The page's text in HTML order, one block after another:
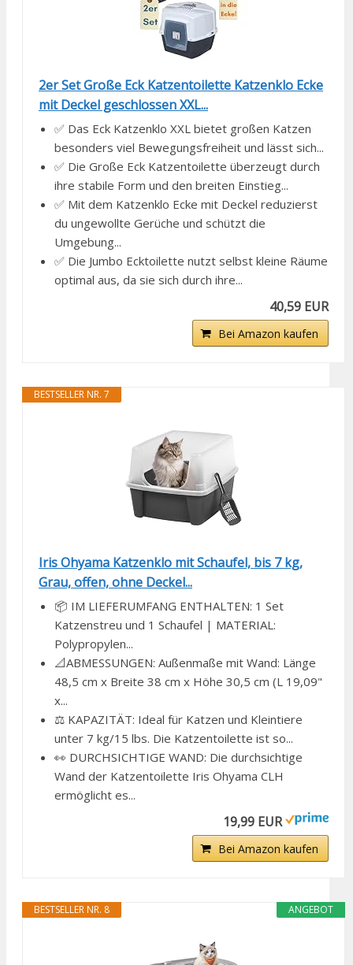
2er Set Große Eck Katzentoilette Katzenklo Ecke
mit Deckel geschlossen XXL...
✅ Das Eck Katzenklo XXL bietet großen Katzen
besonders viel Bewegungsfreiheit und lässt sich...
✅ Die Große Eck Katzentoilette überzeugt durch
ihre stabile Form und den breiten Einstieg...
✅ Mit dem Katzenklo Ecke mit Deckel reduzierst
du ungewollte Gerüche und schützt die
Umgebung...
✅ Die Jumbo Ecktoilette nutzt selbst kleine Räume
optimal aus, da sie sich durch ihre...
40,59 EUR
Bei Amazon kaufen
BESTSELLER NR. 7
Iris Ohyama Katzenklo mit Schaufel, bis 7 kg,
Grau, offen, ohne Deckel...
📦 IM LIEFERUMFANG ENTHALTEN: 1 Set
Katzenstreu und 1 Schaufel | MATERIAL:
Polypropylen...
📐ABMESSUNGEN: Außenmaße mit Wand: Länge
48,5 cm x Breite 38 cm x Höhe 30,5 cm (L 19,09"
x...
⚖️ KAPAZITÄT: Ideal für Katzen und Kleintiere
unter 7 kg/15 lbs. Die Katzentoilette ist so...
👀 DURCHSICHTIGE WAND: Die durchsichtige
Wand der Katzentoilette Iris Ohyama CLH
ermöglicht es...
19,99 EUR
Bei Amazon kaufen
ANGEBOT
BESTSELLER NR. 8